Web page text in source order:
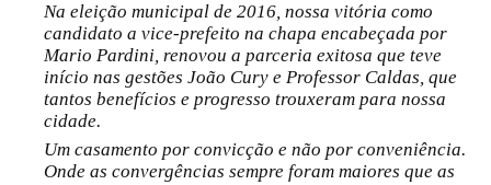
Na eleição municipal de 2016, nossa vitória como
candidato a vice-prefeito na chapa encabeçada por
Mario Pardini, renovou a parceria exitosa que teve
início nas gestões João Cury e Professor Caldas, que
tantos benefícios e progresso trouxeram para nossa
cidade.
Um casamento por convicção e não por conveniência.
Onde as convergências sempre foram maiores que as